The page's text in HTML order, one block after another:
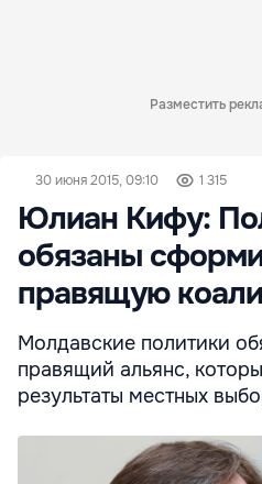
Разместить
30 июня 2015, 09:10 1 315
Юлиан Кифу:
обязаны
правящую
Молдавские политики
правящий альянс,
результаты местных